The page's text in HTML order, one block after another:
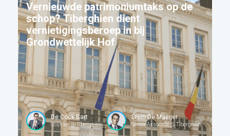
Vernieuwde patrimoniumtaks op de
schop? Tiberghien dient
vernietigingsberoep in bij
Grondwettelijk Hof
De Cock Bart
Counsel @ Tiberghien
Stein De Maeijer
Senior Associate @ Tiberghien